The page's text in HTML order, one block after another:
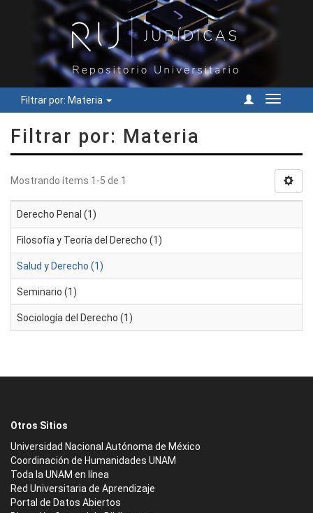
Filtrar por: Materia
Cambiar
Filtrar por: Materia
Mostrando ítems 1-5 de 1
Derecho Penal (1)
Filosofía y Teoría del Derecho (1)
Salud y Derecho (1)
Seminario (1)
Sociología del Derecho (1)
Otros Sitios
Universidad Nacional Autónoma de México
Coordinación de Humanidades UNAM
Toda la UNAM en línea
Red Universitaria de Aprendizaje
Portal de Datos Abiertos